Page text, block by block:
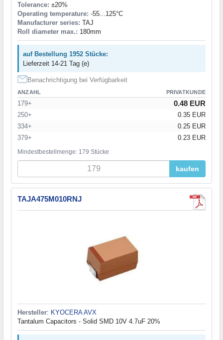
Tolerance: ±20%
Operating temperature: -55...125°C
Manufacturer series: TAJ
Roll diameter max.: 180mm
auf Bestellung 1952 Stücke:
Lieferzeit 14-21 Tag (e)
Benachrichtigung bei Verfügbarkeit
ANZAHL PRIVATKUNDE
179+ 0.48 EUR
250+
0.35 EUR
334+
0.25 EUR
379+
0.23 EUR
Mindestbestellmenge: 179 Stücke
kaufen
TAJA475M010RNJ
Hersteller: KYOCERA AVX
Tantalum Capacitors - Solid SMD 10V 4.7uF 20%